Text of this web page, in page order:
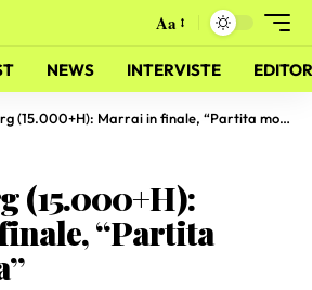
Aa
NEWS INTERVISTE
(15.000+H): Marrai in finale, “Partita molto dura”
(15.000+H):
“Partita